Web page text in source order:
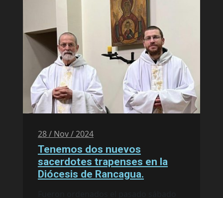
28 / Nov / 2024
Tenemos dos nuevos
sacerdotes trapenses en la
Diócesis de Rancagua.